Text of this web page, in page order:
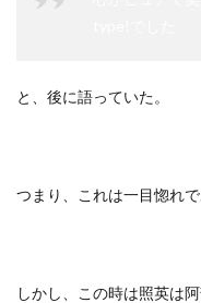
と、後に語っていた。
つまり、これは一目惚れで
しかし、この時は照英は